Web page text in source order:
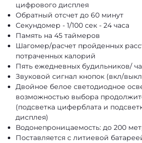
цифрового дисплея
Обратный отсчет до 60 минут
Секундомер - 1/100 сек - 24 часа
Память на 45 таймеров
Шагомер/расчет пройденных
потраченных калорий
Пять ежедневных будильников/
Звуковой сигнал кнопок (вкл/
Двойное белое светодиодное
возможностью выбора
(подсветка циферблата и
дисплея)
Водонепроницаемость: до 200
Поставляется с литиевой